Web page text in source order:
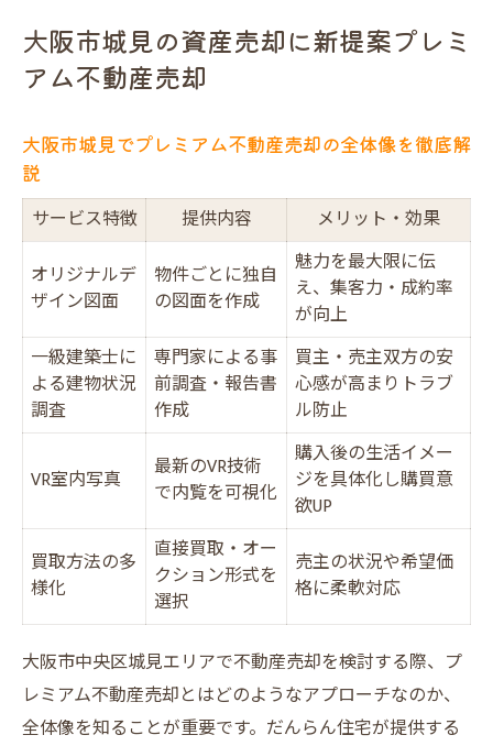
夫
独自工夫で失敗を防ぐプレミアム不動産売
だんらん住宅のサポート体制を比較解説
口コミや悪評検証で見える実力
トラブル予防に役立つ建物調査の重要性
リフォーム提案で差がつく不動産売却の新常識
リフォーム提案が売却価格に与える影響
VR室内写真で魅力を伝える最新手法
プレミアム不動産売却とリフォーム戦略
だんらん住宅が実践する提案術の全貌
買主目線で考えるリフォームのコツ
大阪市城見の資産売却に新提案プレミ
アム不動産売却
大阪市城見でプレミアム不動産売却の全体像を徹底解
説
サービス特徴 提供内容
メリット・効果
オリジナルデ
ザイン図面
物件ごとに独自
の図面を作成
魅力を最大限に伝
え、集客力・成約率
が向上
一級建築士に
よる建物状況
調査
専門家による事
前調査・報告書
作成
買主・売主双方の安
心感が高まりトラブ
ル防止
VR室内写真
最新のVR技術
で内覧を可視化
購入後の生活イメー
ジを具体化し購買意
欲UP
買取方法の多
様化
直接買取・オー
クション形式を
選択
売主の状況や希望価
格に柔軟対応
大阪市中央区城見エリアで不動産売却を検討する際、プ
レミアム不動産売却とはどのようなアプローチなのか、
全体像を知ることが重要です。だんらん住宅が提供する